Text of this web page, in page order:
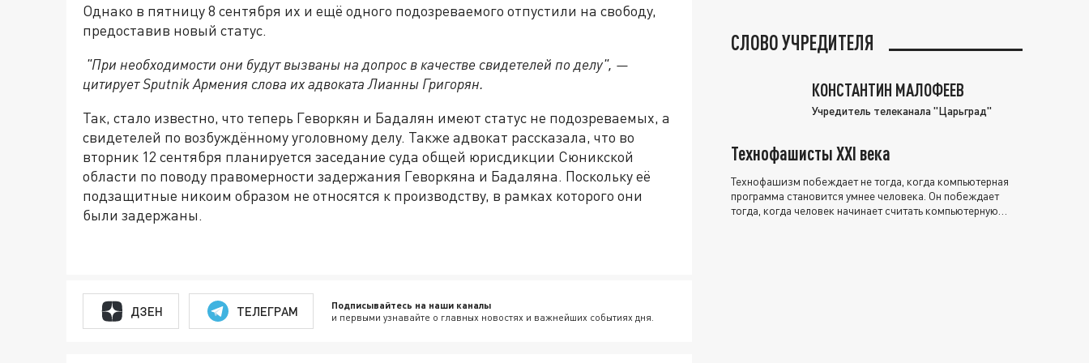
Однако в пятницу 8 сентября их и ещё одного подозреваемого отпустили на свободу,
предоставив новый статус.
"При необходимости они будут вызваны на допрос в качестве свидетелей по делу", —
цитирует Sputnik Армения слова их адвоката Лианны Григорян.
Так, стало известно, что теперь Геворкян и Бадалян имеют статус не подозреваемых, а
свидетелей по возбуждённому уголовному делу. Также адвокат рассказала, что во
вторник 12 сентября планируется заседание суда общей юрисдикции Сюникской
области по поводу правомерности задержания Геворкяна и Бадаляна. Поскольку её
подзащитные никоим образом не относятся к производству, в рамках которого они
были задержаны.
ДЗЕН ТЕЛЕГРАМ Подписывайтесь на наши каналы
и первыми узнавайте о главных новостях и важнейших событиях дня.
СЛОВО УЧРЕДИТЕЛЯ
КОНСТАНТИН МАЛОФЕЕВ
Учредитель телеканала "Царьград"
Технофашисты XXI века
Технофашизм побеждает не тогда, когда компьютерная
программа становится умнее человека. Он побеждает
тогда, когда человек начинает считать компьютерную